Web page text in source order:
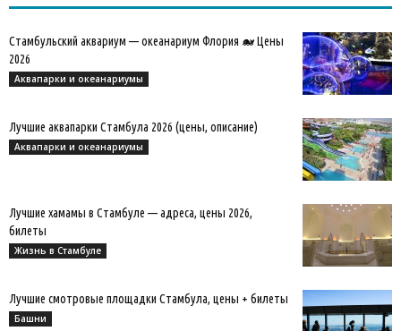
Стамбульский аквариум — океанариум Флория 🐋 Цены
2026
Аквапарки и океанариумы
Лучшие аквапарки Стамбула 2026 (цены, описание)
Аквапарки и океанариумы
Лучшие хамамы в Стамбуле — адреса, цены 2026,
билеты
Жизнь в Стамбуле
Лучшие смотровые площадки Стамбула, цены + билеты
Башни